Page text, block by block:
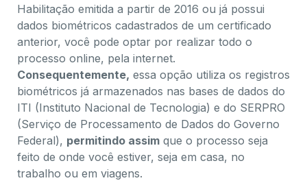
Habilitação emitida a partir de 2016 ou já possui
dados biométricos cadastrados de um certificado
anterior, você pode optar por realizar todo o
processo online, pela internet.
Consequentemente, essa opção utiliza os registros
biométricos já armazenados nas bases de dados do
ITI (Instituto Nacional de Tecnologia) e do SERPRO
(Serviço de Processamento de Dados do Governo
Federal), permitindo assim que o processo seja
feito de onde você estiver, seja em casa, no
trabalho ou em viagens.